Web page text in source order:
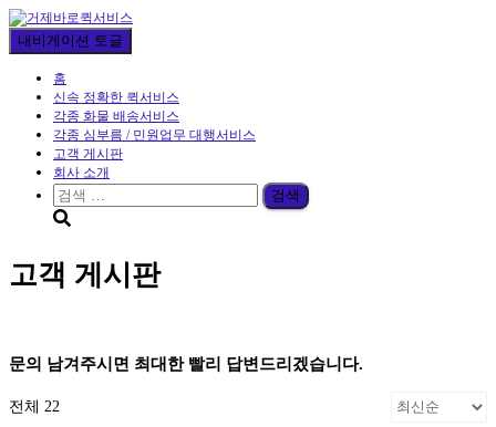
내비게이션 토글
홈
신속 정확한 퀵서비스
각종 화물 배송서비스
각종 심부름 / 민원업무 대행서비스
고객 게시판
회사 소개
검
색:
고객 게시판
문의 남겨주시면 최대한 빨리 답변드리겠습니다.
전체 22